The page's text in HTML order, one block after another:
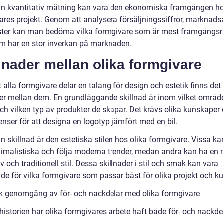
kvantitativ mätning kan vara den ekonomiska framgången
projekt. Genom att analysera försäljningssiffror,
kan man bedöma vilka formgivare som är mest
har en stor inverkan på marknaden.
mellan olika formgivare
alla formgivare delar en talang för design och estetik finns det
mellan dem. En grundläggande skillnad är inom vilket
vilken typ av produkter de skapar. Det krävs olika kunskaper
för att designa en logotyp jämfört med en bil.
skillnad är den estetiska stilen hos olika formgivare. Vissa
och följa moderna trender, medan andra kan ha en
och traditionell stil. Dessa skillnader i stil och smak kan vara
för vilka formgivare som passar bäst för olika projekt och
genomgång av för- och nackdelar med olika formgivare
har olika formgivares arbete haft både för- och